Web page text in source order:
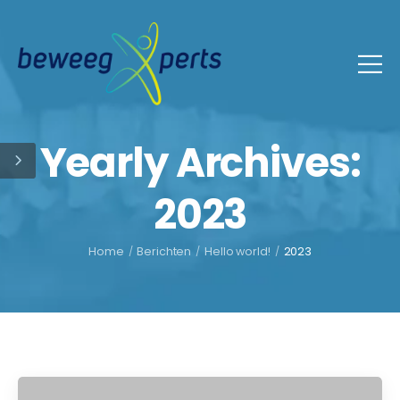
Yearly Archives:
2023
Home / Berichten / Hello world! / 2023